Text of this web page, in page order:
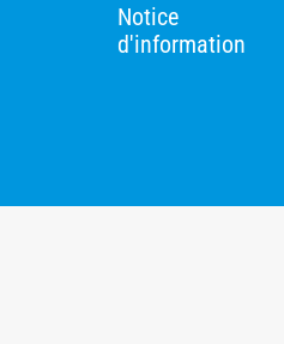
Notice
d'information